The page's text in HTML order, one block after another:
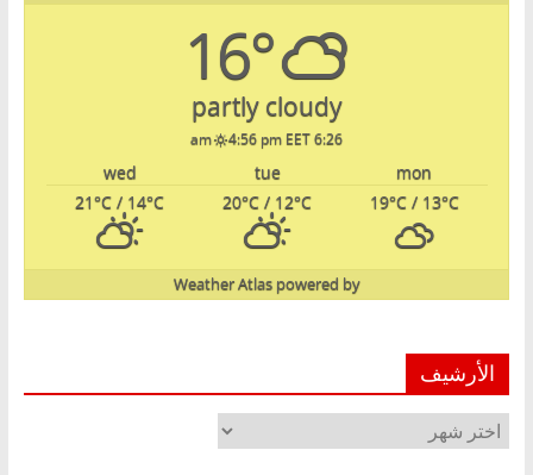
16°
partly cloudy
6:26 am
4:56 pm EET
mon
tue
wed
19°C/ 13°C
20°C / 12°C
21°C / 14°C
powered by
Weather Atlas
الأرشيف
الأرشيف